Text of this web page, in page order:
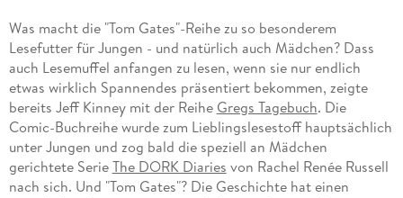
Was macht die "Tom Gates"-Reihe zu so besonderem
Lesefutter für Jungen - und natürlich auch Mädchen? Dass
auch Lesemuffel anfangen zu lesen, wenn sie nur endlich
etwas wirklich Spannendes präsentiert bekommen, zeigte
bereits Jeff Kinney mit der Reihe Gregs Tagebuch. Die
Comic-Buchreihe wurde zum Lieblingslesestoff hauptsächlich
unter Jungen und zog bald die speziell an Mädchen
gerichtete SerieThe DORK Diaries von Rachel Renée Russell
nach sich. Und "Tom Gates"? Die Geschichte hat einen